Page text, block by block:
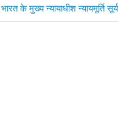
Next
Post:
भारत के मुख्य न्यायाधीश न्यायमूर्ति